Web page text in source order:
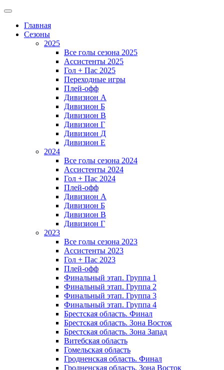
Главная
Сезоны
2025
Все голы сезона 2025
Ассистенты 2025
Гол + Пас 2025
Переходные игры
Плей-офф
Дивизион A
Дивизион Б
Дивизион В
Дивизион Г
Дивизион Д
Дивизион Е
2024
Все голы сезона 2024
Ассистенты 2024
Гол + Пас 2024
Плей-офф
Дивизион A
Дивизион Б
Дивизион В
Дивизион Г
2023
Все голы сезона 2023
Ассистенты 2023
Гол + Пас 2023
Плей-офф
Финальный этап. Группа 1
Финальный этап. Группа 2
Финальный этап. Группа 3
Финальный этап. Группа 4
Брестская область. Финал
Брестская область. Зона Восток
Брестская область. Зона Запад
Витебская область
Гомельская область
Гродненская область. Финал
Гродненская область. Зона Восток